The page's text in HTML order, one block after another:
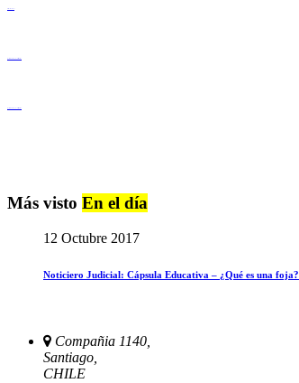
Más visto En el día
12 Octubre 2017
Noticiero Judicial: Cápsula Educativa – ¿Qué es una foja?
Compañia 1140,
Santiago,
CHILE